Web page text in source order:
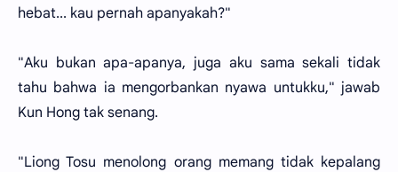
hebat... kau pernah apanyakah?"
"Aku bukan apa-apanya, juga aku sama sekali tidak
tahu bahwa ia mengorbankan nyawa untukku," jawab
Kun Hong tak senang.
"Liong Tosu menolong orang memang tidak kepalang